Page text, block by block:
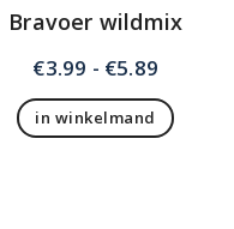
Bravoer wildmix
€3.99 - €5.89
€3.99
tot
in winkelmand